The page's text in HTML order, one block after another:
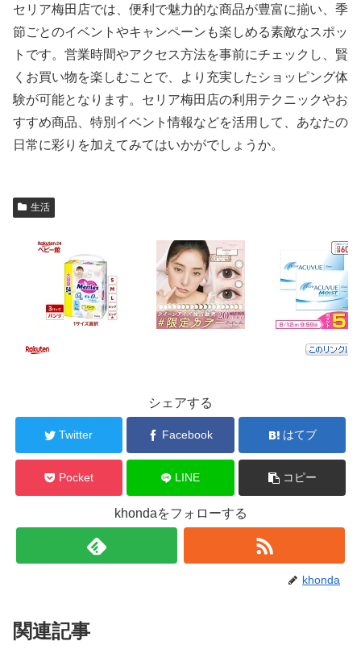
セリア梅田店では、便利で魅力的な商品が豊富に揃い、季
節ごとのイベントやキャンペーンも楽しめる素敵なスポッ
トです。営業時間やアクセス方法を事前にチェックし、賢
くお買い物を楽しむことで、より充実したショッピング体
験が可能となります。セリア梅田店の利用テクニックやお
すすめ商品、特別イベント情報などを活用して、あなたの
日常に彩りを加えてみてはいかがでしょうか。
生活
シェアする
Twitter Facebook はてブ
Pocket LINE コピー
khondaをフォローする
khonda
関連記事